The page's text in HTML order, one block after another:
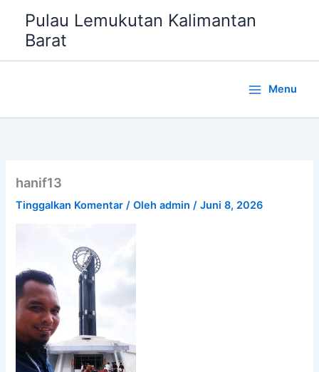
konten
Pulau Lemukutan Kalimantan
Barat
Menu
hanif13
Tinggalkan Komentar / Olehadmin/Juni 8, 2026